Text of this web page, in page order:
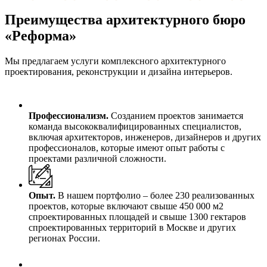
Преимущества архитектурного бюро
«Реформа»
Мы предлагаем услуги комплексного архитектурного
проектирования, реконструкции и дизайна интерьеров.
Профессионализм. Созданием проектов занимается
команда высококвалифицированных специалистов,
включая архитекторов, инженеров, дизайнеров и других
профессионалов, которые имеют опыт работы с
проектами различной сложности.
Опыт. В нашем портфолио – более 230 реализованных
проектов, которые включают свыше 450 000 м2
спроектированных площадей и свыше 1300 гектаров
спроектированных территорий в Москве и других
регионах России.